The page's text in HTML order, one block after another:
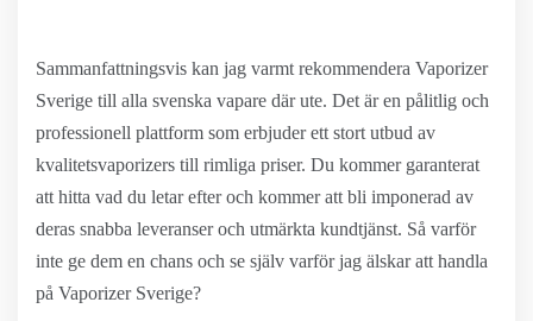
Sammanfattningsvis kan jag varmt rekommendera Vaporizer
Sverige till alla svenska vapare där ute. Det är en pålitlig och
professionell plattform som erbjuder ett stort utbud av
kvalitetsvaporizers till rimliga priser. Du kommer garanterat
att hitta vad du letar efter och kommer att bli imponerad av
deras snabba leveranser och utmärkta kundtjänst. Så varför
inte ge dem en chans och se själv varför jag älskar att handla
på Vaporizer Sverige?